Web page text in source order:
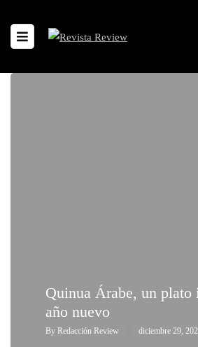
Quinua Árabe, un plato
año nuevo
By Redacción Review diciembre 29,